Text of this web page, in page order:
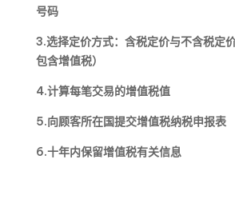
号码
3.选择定价方式：含税定价与不含税定
包含增值税）
4.计算每笔交易的增值税值
5.向顾客所在国提交增值税纳税申报表
6.十年内保留增值税有关信息